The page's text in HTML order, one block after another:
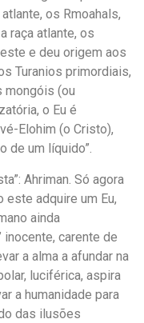
os Rmoahals,
raça atlante, os
e deu origem aos
Turanios primordiais,
mongóis (ou
o Eu é
Elohim (o Cristo),
de um líquido”.
Ahriman. Só agora
adquire um Eu,
ainda
inocente, carente de
a alma a afundar na
luciférica, aspira
a humanidade para
das ilusões